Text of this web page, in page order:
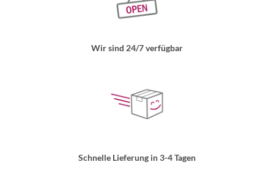
Wir sind 24/7 verfügbar
Schnelle Lieferung in 3-4 Tagen